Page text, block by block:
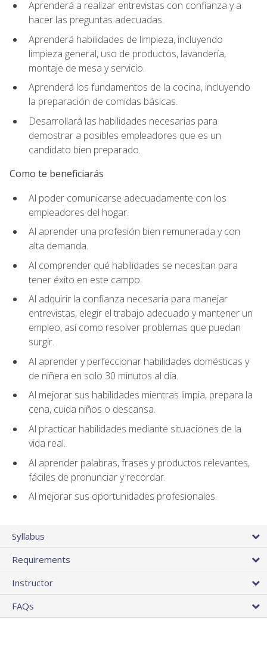
Aprenderá a realizar entrevistas con confianza y a
hacer las preguntas adecuadas.
Aprenderá habilidades de limpieza, incluyendo
limpieza general, uso de productos, lavandería,
montaje de mesa y servicio.
Aprenderá los fundamentos de la cocina, incluyendo
la preparación de comidas básicas.
Desarrollará las habilidades necesarias para
demostrar a posibles empleadores que es un
candidato bien preparado.
Como te beneficiarás
Al poder comunicarse adecuadamente con los
empleadores del hogar.
Al aprender una profesión bien remunerada y con
alta demanda.
Al comprender qué habilidades se necesitan para
tener éxito en este campo.
Al adquirir la confianza necesaria para manejar
entrevistas, elegir el trabajo adecuado y mantener un
empleo, así como resolver problemas que puedan
surgir.
Al aprender y perfeccionar habilidades domésticas y
de niñera en solo 30 minutos al día.
Al mejorar sus habilidades mientras limpia, prepara la
cena, cuida niños o descansa.
Al practicar habilidades mediante situaciones de la
vida real.
Al aprender palabras, frases y productos relevantes,
fáciles de pronunciar y recordar.
Al mejorar sus oportunidades profesionales.
Syllabus
Requirements
Instructor
FAQs